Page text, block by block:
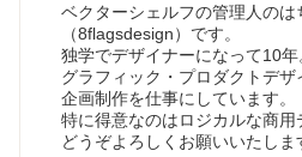
ベクターシェルフの管理人のは
（8flagsdesign）です。
独学でデザイナーになって10年
グラフィック・プロダクトデザ
企画制作を仕事にしています。
特に得意なのはロジカルな商用
どうぞよろしくお願いいたしま